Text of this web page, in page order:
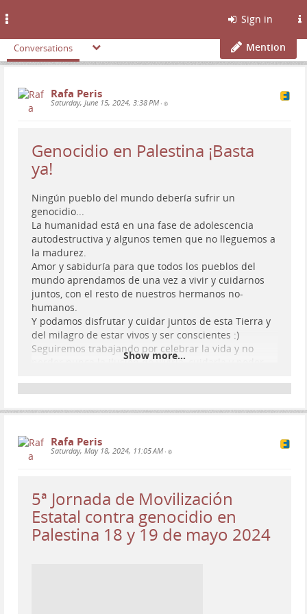
Sign in
Conversations Mention
Rafa Peris
Saturday, June 15, 2024, 3:38 PM •
Genocidio en Palestina ¡Basta
ya!
Ningún pueblo del mundo debería sufrir un
genocidio...
La humanidad está en una fase de adolescencia
autodestructiva y algunos temen que no lleguemos a
la madurez.
Amor y sabiduría para que todos los pueblos del
mundo aprendamos de una vez a vivir y cuidarnos
juntos, con el resto de nuestros hermanos no-
humanos.
Y podamos disfrutar y cuidar juntos de esta Tierra y
del milagro de estar vivos y ser conscientes :)
Seguiremos trabajando por celebrar la vida y no
perder nunca la ilusión de vivirla, cuidarla y poder
¡AGUANTA PUEBLO DE #PALESTINA! ¡GOBIERNO DE
#ISRAELBASTA YA!
Mil gracias a todas las personas que valoráis nuestro
trabajo y que nos dejáis comentarios bonitos por aquí.
Y muy especialmente a lxs patrons por hacer que ...
Show more...
Rafa Peris
Saturday, May 18, 2024, 11:05 AM •
5ª Jornada de Movilización
Estatal contra genocidio en
Palestina 18 y 19 de mayo 2024